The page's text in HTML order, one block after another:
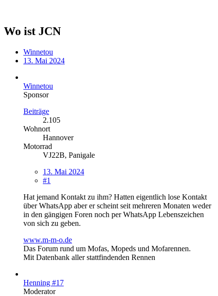
Wo ist JCN
Winnetou
13. Mai 2024
Winnetou
Sponsor
Beiträge
2.105
Wohnort
Hannover
Motorrad
VJ22B, Panigale
13. Mai 2024
#1
Hat jemand Kontakt zu ihm? Hatten eigentlich lose Kontakt
über WhatsApp aber er scheint seit mehreren Monaten weder
in den gängigen Foren noch per WhatsApp Lebenszeichen
von sich zu geben.
www.m-m-o.de
Das Forum rund um Mofas, Mopeds und Mofarennen.
Mit Datenbank aller stattfindenden Rennen
Henning #17
Moderator